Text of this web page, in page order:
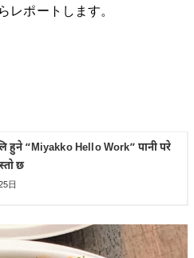
ポートします。
हुने “Miyakko Hello Work” पानी परे
छ
日